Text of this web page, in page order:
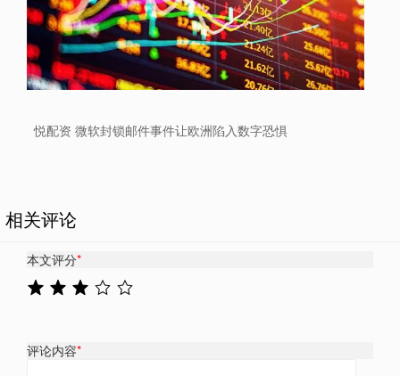
悦配资 微软封锁邮件事件让欧洲陷入数字恐惧
相关评论
本文评分*
评论内容*